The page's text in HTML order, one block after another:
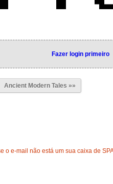
Fazer login primeiro
Ancient Modern Tales »»
o e-mail não está um sua caixa de